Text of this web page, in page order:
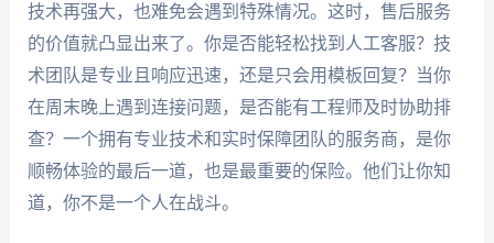
技术再强大，也难免会遇到特殊情况。这时，售后服务
的价值就凸显出来了。你是否能轻松找到人工客服？技
术团队是专业且响应迅速，还是只会用模板回复？当你
在周末晚上遇到连接问题，是否能有工程师及时协助排
查？一个拥有专业技术和实时保障团队的服务商，是你
顺畅体验的最后一道，也是最重要的保险。他们让你知
道，你不是一个人在战斗。